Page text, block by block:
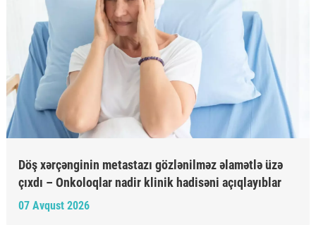
Döş xərçənginin metastazı gözlənilməz əlamətlə üzə
çıxdı – Onkoloqlar nadir klinik hadisəni açıqlayıblar
07 Avqust 2026